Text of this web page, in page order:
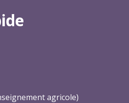
agricole)